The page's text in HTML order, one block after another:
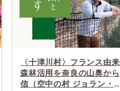
〈十津川村〉フランス由
森林活用を奈良の山奥か
信（空中の村 ジョラン・